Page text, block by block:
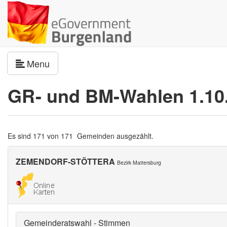
Menu
GR- und BM-Wahlen
Es sind 171 von 171 Gemeinden ausgezählt.
ZEMENDORF-STÖTTERA Bezirk Mattersburg
Gemeinderatswahl - Stimmen